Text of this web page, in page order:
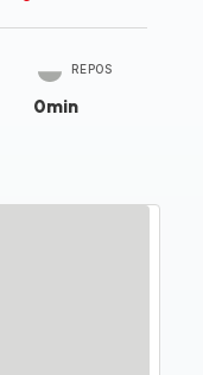
REPOS
0min